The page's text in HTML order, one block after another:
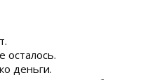
осталось.
деньги.